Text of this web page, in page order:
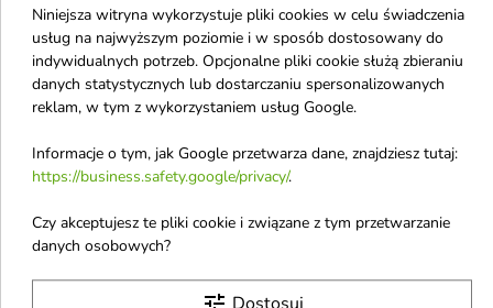
Hydrożelowe płatki pod oczy,
które nawilżają, wygładzają i
redukują oznaki zmęczenia,
przywracając skórze świeżość i
blask
22,42 €
cienie i opuchnięcia oraz
przywraca skórze jędrność i
nawilżenie
16,62 €
favorite_border
Niniejsza witryna wykorzystuje pliki cookies w celu świadczenia
usług na najwyższym poziomie i w sposób dostosowany do
indywidualnych potrzeb. Opcjonalne pliki cookie służą zbieraniu
danych statystycznych lub dostarczaniu spersonalizowanych
reklam, w tym z wykorzystaniem usług Google.
Informacje o tym, jak Google przetwarza dane, znajdziesz tutaj:
https://business.safety.google/privacy/.
Czy akceptujesz te pliki cookie i związane z tym przetwarzanie
danych osobowych?